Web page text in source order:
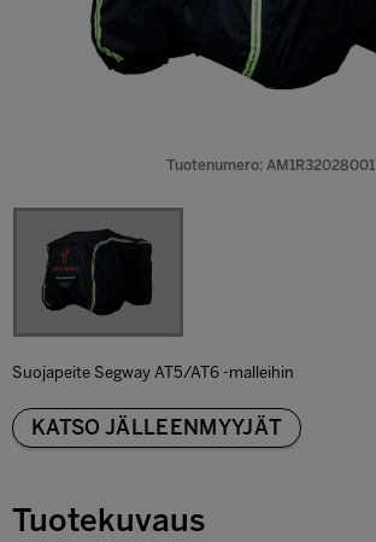
Tuotenumero: AM1R32028001
Suojapeite Segway AT5/AT6 -malleihin
KATSO JÄLLEENMYYJÄT
Tuotekuvaus